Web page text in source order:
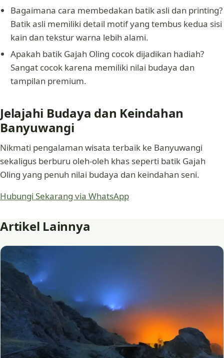
Bagaimana cara membedakan batik asli dan printing?
Batik asli memiliki detail motif yang tembus kedua sisi
kain dan tekstur warna lebih alami.
Apakah batik Gajah Oling cocok dijadikan hadiah?
Sangat cocok karena memiliki nilai budaya dan
tampilan premium.
Jelajahi Budaya dan Keindahan
Banyuwangi
Nikmati pengalaman wisata terbaik ke Banyuwangi
sekaligus berburu oleh-oleh khas seperti batik Gajah
Oling yang penuh nilai budaya dan keindahan seni.
Hubungi Sekarang via WhatsApp
Artikel Lainnya